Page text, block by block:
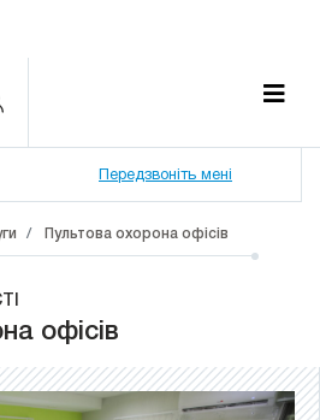
Передзвоніть мені
Пультова охорона офісів
офісів